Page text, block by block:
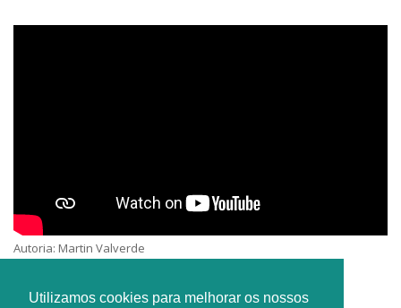
Utilizamos cookies para melhorar os nossos
Autoria: Martin Valverde